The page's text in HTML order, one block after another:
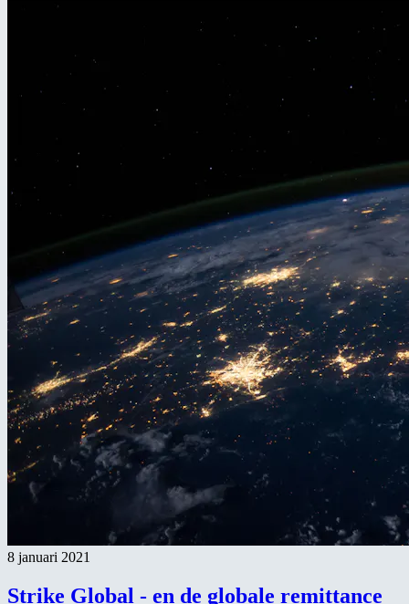
8 januari 2021
Strike Global - en de globale remittance